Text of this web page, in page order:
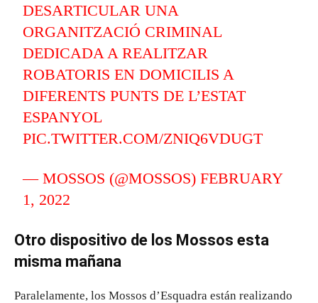
DESARTICULAR UNA
ORGANITZACIÓ CRIMINAL
DEDICADA A REALITZAR
ROBATORIS EN DOMICILIS A
DIFERENTS PUNTS DE L’ESTAT
ESPANYOL
PIC.TWITTER.COM/ZNIQ6VDUGT
— MOSSOS (@MOSSOS)FEBRUARY
1, 2022
Otro dispositivo de los Mossos esta
misma mañana
Paralelamente, los Mossos d’Esquadra están realizando